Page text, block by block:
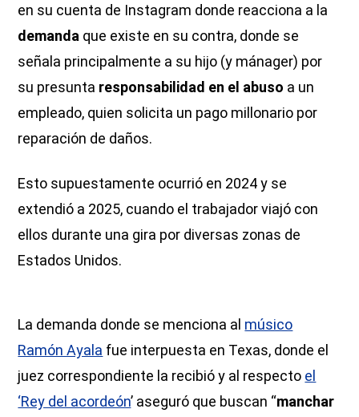
en su cuenta de Instagram donde reacciona a la
demanda que existe en su contra, donde se
señala principalmente a su hijo (y mánager) por
su presunta responsabilidad en el abuso a un
empleado, quien solicita un pago millonario por
reparación de daños.
Esto supuestamente ocurrió en 2024 y se
extendió a 2025, cuando el trabajador viajó con
ellos durante una gira por diversas zonas de
Estados Unidos.
La demanda donde se menciona al músico
Ramón Ayala fue interpuesta en Texas, donde el
juez correspondiente la recibió y al respecto el
‘Rey del acordeón’ aseguró que buscan “manchar